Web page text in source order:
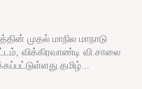
முதல் மாநில மாநாடு
விக்கிரவாண்டி வி.சாலை